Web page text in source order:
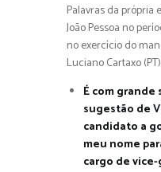
Palavras da própria
João Pessoa no
no exercício do
Luciano Cartaxo
É com
sugestão de
candidato a
meu nome
cargo de